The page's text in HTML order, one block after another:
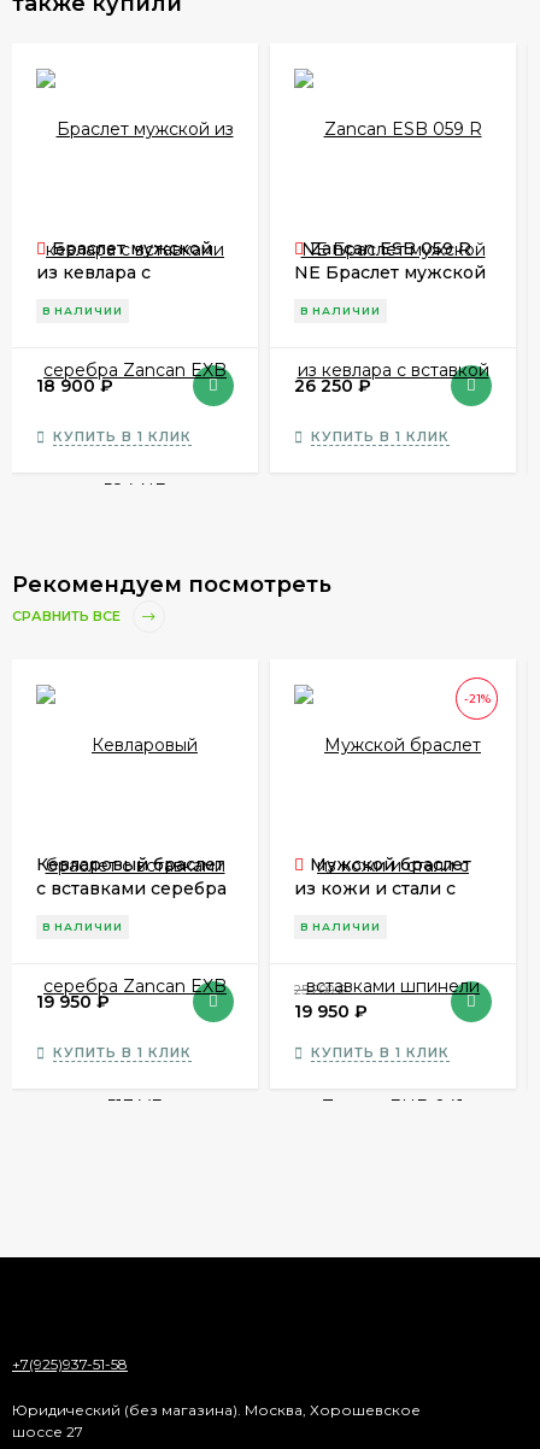
Браслет мужской
из кевлара с
Zancan EXB 584 NE
В НАЛИЧИИ
18 900₽
КУПИТЬ В 1 КЛИК
Zancan ESB 059 R
NE Браслет мужской
вставкой золота
В НАЛИЧИИ
26 250₽
КУПИТЬ В 1 КЛИК
Рекомендуем посмотреть
СРАВНИТЬ ВСЕ
Кевларовый браслет
с вставками серебра
В НАЛИЧИИ
19 950₽
КУПИТЬ В 1 КЛИК
-21%
Мужской браслет
из кожи и стали с
Zancan EHB 041
В НАЛИЧИИ
25 200₽
19 950 ₽
КУПИТЬ В 1 КЛИК
+7(925)937-51-58
Юридический (без магазина). Москва, Хорошевское
шоссе 27